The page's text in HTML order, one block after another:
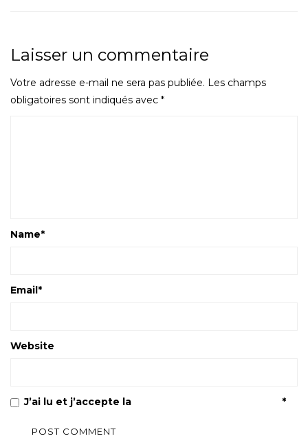
Laisser un commentaire
Votre adresse e-mail ne sera pas publiée. Les champs
obligatoires sont indiqués avec *
Name*
Email*
Website
J’ai lu et j’accepte la *